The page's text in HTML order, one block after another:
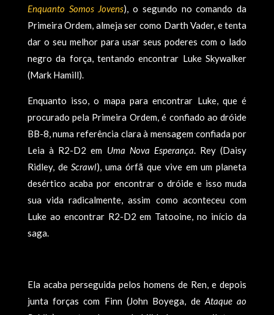
Enquanto Somos Jovens), o segundo no comando da
Primeira Ordem, almeja ser como Darth Vader, e tenta
dar o seu melhor para usar seus poderes com o lado
negro da força, tentando encontrar Luke Skywalker
(Mark Hamill).
Enquanto isso, o mapa para encontrar Luke, que é
procurado pela Primeira Ordem, é confiado ao dróide
BB-8, numa referência clara à mensagem confiada por
Leia à R2-D2 em Uma Nova Esperança. Rey (Daisy
Ridley, deScrawl), uma órfã que vive em um planeta
desértico acaba por encontrar o dróide e isso muda
sua vida radicalmente, assim como aconteceu com
Luke ao encontrar R2-D2 em Tatooine, no início da
saga.
Ela acaba perseguida pelos homens de Ren, e depois
junta forças com Finn (John Boyega, de Ataque ao